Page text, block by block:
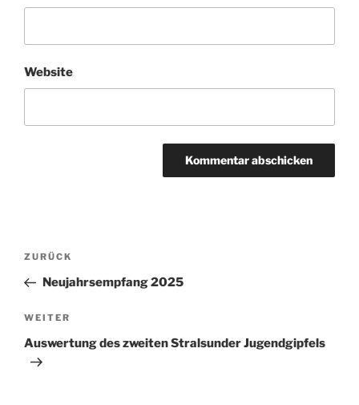
Website
Beitragsnavigation
Vorheriger
Beitrag
ZURÜCK
Neujahrsempfang 2025
Nächster
Beitrag
WEITER
Auswertung des zweiten Stralsunder Jugendgipfels